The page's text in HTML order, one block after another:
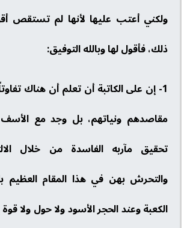
ولكني أعتب عليها لأنها لم تستقص
ذلك، فأقول لها وبالله التوفيق:
1- إن على الكاتبة أن تعلم أن هناك
مقاصدهم ونياتهم، بل وجد مع
تحقيق مآربه الفاسدة من خلال
والتحرش بهن في هذا المقام
الكعبة وعند الحجر الأسود ولا حول ولا قوة